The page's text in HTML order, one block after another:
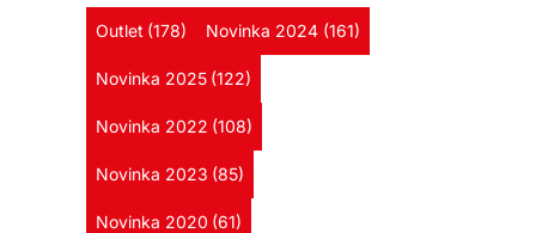
Outlet (178) Novinka 2024 (161)
Novinka 2025 (122)
Novinka 2022 (108)
Novinka 2023 (85)
Novinka 2020 (61)